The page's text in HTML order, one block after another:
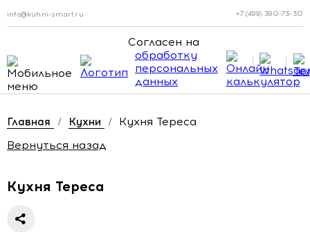
info@kuhni-smart.ru +7 (499) 390-73-30
Согласен на
обработку
персональных
данных
Главная / Кухни /
Кухня Тереса
Вернуться назад
Кухня Тереса